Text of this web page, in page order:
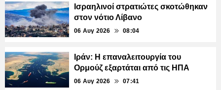
Ισραηλινοί στρατιώτες σκοτώθηκαν
στον νότιο Λίβανο
06 Αυγ 2026 08:04
Ιράν: Η επαναλειτουργία του
Ορμούζ εξαρτάται από τις ΗΠΑ
06 Αυγ 2026 07:41